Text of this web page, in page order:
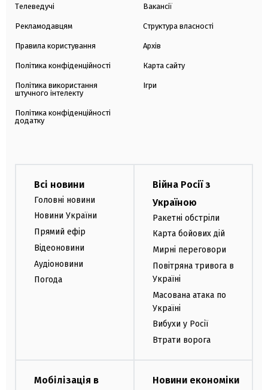
Телеведучі
Рекламодавцям
Правила користування
Політика конфіденційності
Політика використання
штучного інтелекту
Політика конфіденційності
додатку
Вакансії
Структура власності
Архів
Карта сайту
Ігри
Всі новини
Головні новини
Новини України
Прямий ефір
Відеоновини
Аудіоновини
Погода
Війна Росії з
Україною
Ракетні обстріли
Карта бойових дій
Мирні переговори
Повітряна тривога в
Україні
Масована атака по
Україні
Вибухи у Росії
Втрати ворога
Мобілізація в
Новини економіки